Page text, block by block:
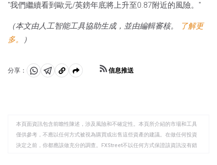
"我們繼續看到歐元/英鎊年底將上升至0.87附近的風險。"
（本文由人工智能工具協助生成，並由編輯審核。
了解更
多。
）
分享：
分 分 複
板
信息推送
本頁面資訊包含前瞻性陳述，涉及風險和不確定性。本頁所介紹的市場和工具
僅供參考，不應以任何方式被視為購買或出售這些資產的建議。在做任何投資
決定之前，你都應該做充分的調查。FXStreet不以任何方式保證該資訊沒有錯